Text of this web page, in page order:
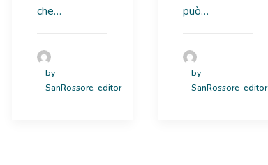
che…
by
SanRossore_editor
può…
by
SanRossore_editor